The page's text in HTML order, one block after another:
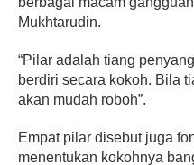
Mukhtarudin.
“Pilar adalah tiang
berdiri secara kokoh. Bila
akan mudah roboh”.
Empat pilar disebut juga
menentukan kokohnya